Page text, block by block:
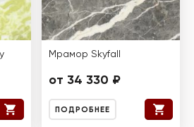
Мрамор Skyfall
от 34 330 ₽
ПОДРОБНЕЕ